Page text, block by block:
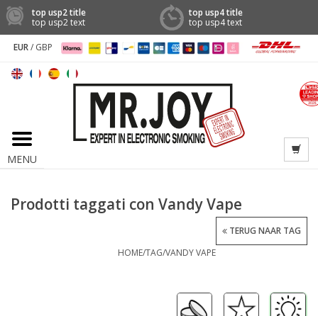
top usp2 title
top usp2 text
top usp4 title
top usp4 text
EUR/ GBP
MENU
Prodotti taggati con Vandy Vape
HOME/TAG/VANDY VAPE
TERUG NAAR TAG